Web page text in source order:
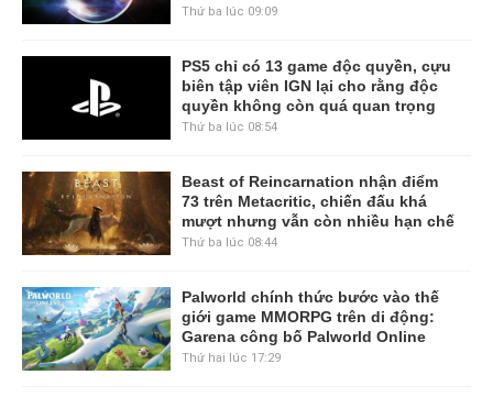
Thứ ba lúc 09:09
PS5 chỉ có 13 game độc quyền, cựu
biên tập viên IGN lại cho rằng độc
quyền không còn quá quan trọng
Thứ ba lúc 08:54
Beast of Reincarnation nhận điểm
73 trên Metacritic, chiến đấu khá
mượt nhưng vẫn còn nhiều hạn chế
Thứ ba lúc 08:44
Palworld chính thức bước vào thế
giới game MMORPG trên di động:
Garena công bố Palworld Online
Thứ hai lúc 17:29